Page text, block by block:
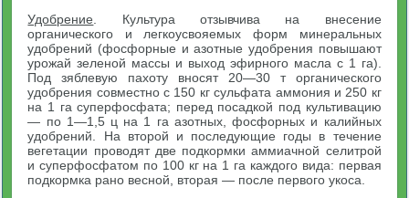
Удобрение . Культура отзывчива на внесение
органического и легкоусвояемых форм минеральных
удобрений (фосфорные и азотные удобрения повышают
урожай зеленой массы и выход эфирного масла с 1 га).
Под зяблевую пахоту вносят 20—30 т органического
удобрения совместно с 150 кг сульфата аммония и 250 кг
на 1 га суперфосфата; перед посадкой под культивацию
— по 1—1,5 ц на 1 га азотных, фосфорных и калийных
удобрений. На второй и последующие годы в течение
вегетации проводят две подкормки аммиачной селитрой
и суперфосфатом по 100 кг на 1 га каждого вида: первая
подкормка рано весной, вторая — после первого укоса.